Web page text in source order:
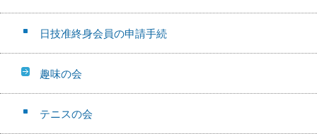
日技准終身会員の申請手続
趣味の会
テニスの会